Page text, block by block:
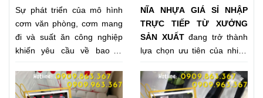
kho
Sự phát triển của mô hình
cơm văn phòng, cơm mang
đi và suất ăn công nghiệp
khiến yêu cầu về bao bì
chỉ cần đảm bảo vệ sinh
thực phẩm, bao bì còn phải
NĨA NHỰA GIÁ SỈ NHẬP
TRỰC TIẾP TỪ XƯỞNG
SẢN XUẤT đang trở thành
lựa chọn ưu tiên của nhiều
đơn vị tổ chức sự kiện và
các đại lý kinh doanh. Không